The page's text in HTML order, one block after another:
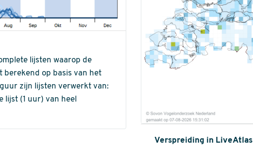
lijsten waarop de
berekend op basis van het
zijn lijsten verwerkt van:
lijst (1 uur) van heel
Verspreiding in LiveAtlas